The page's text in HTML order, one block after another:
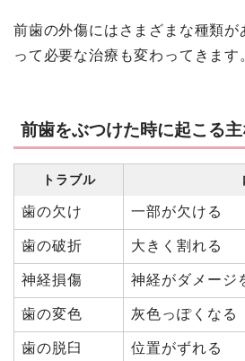
前歯の外傷にはさまざまな種類が
って必要な治療も変わってきます
前歯をぶつけた時に起こる
トラブル
歯の欠け 一部が欠ける
歯の破折 大きく割れる
神経損傷 神経がダメージ
歯の変色 灰色っぽくなる
歯の脱臼 位置がずれる